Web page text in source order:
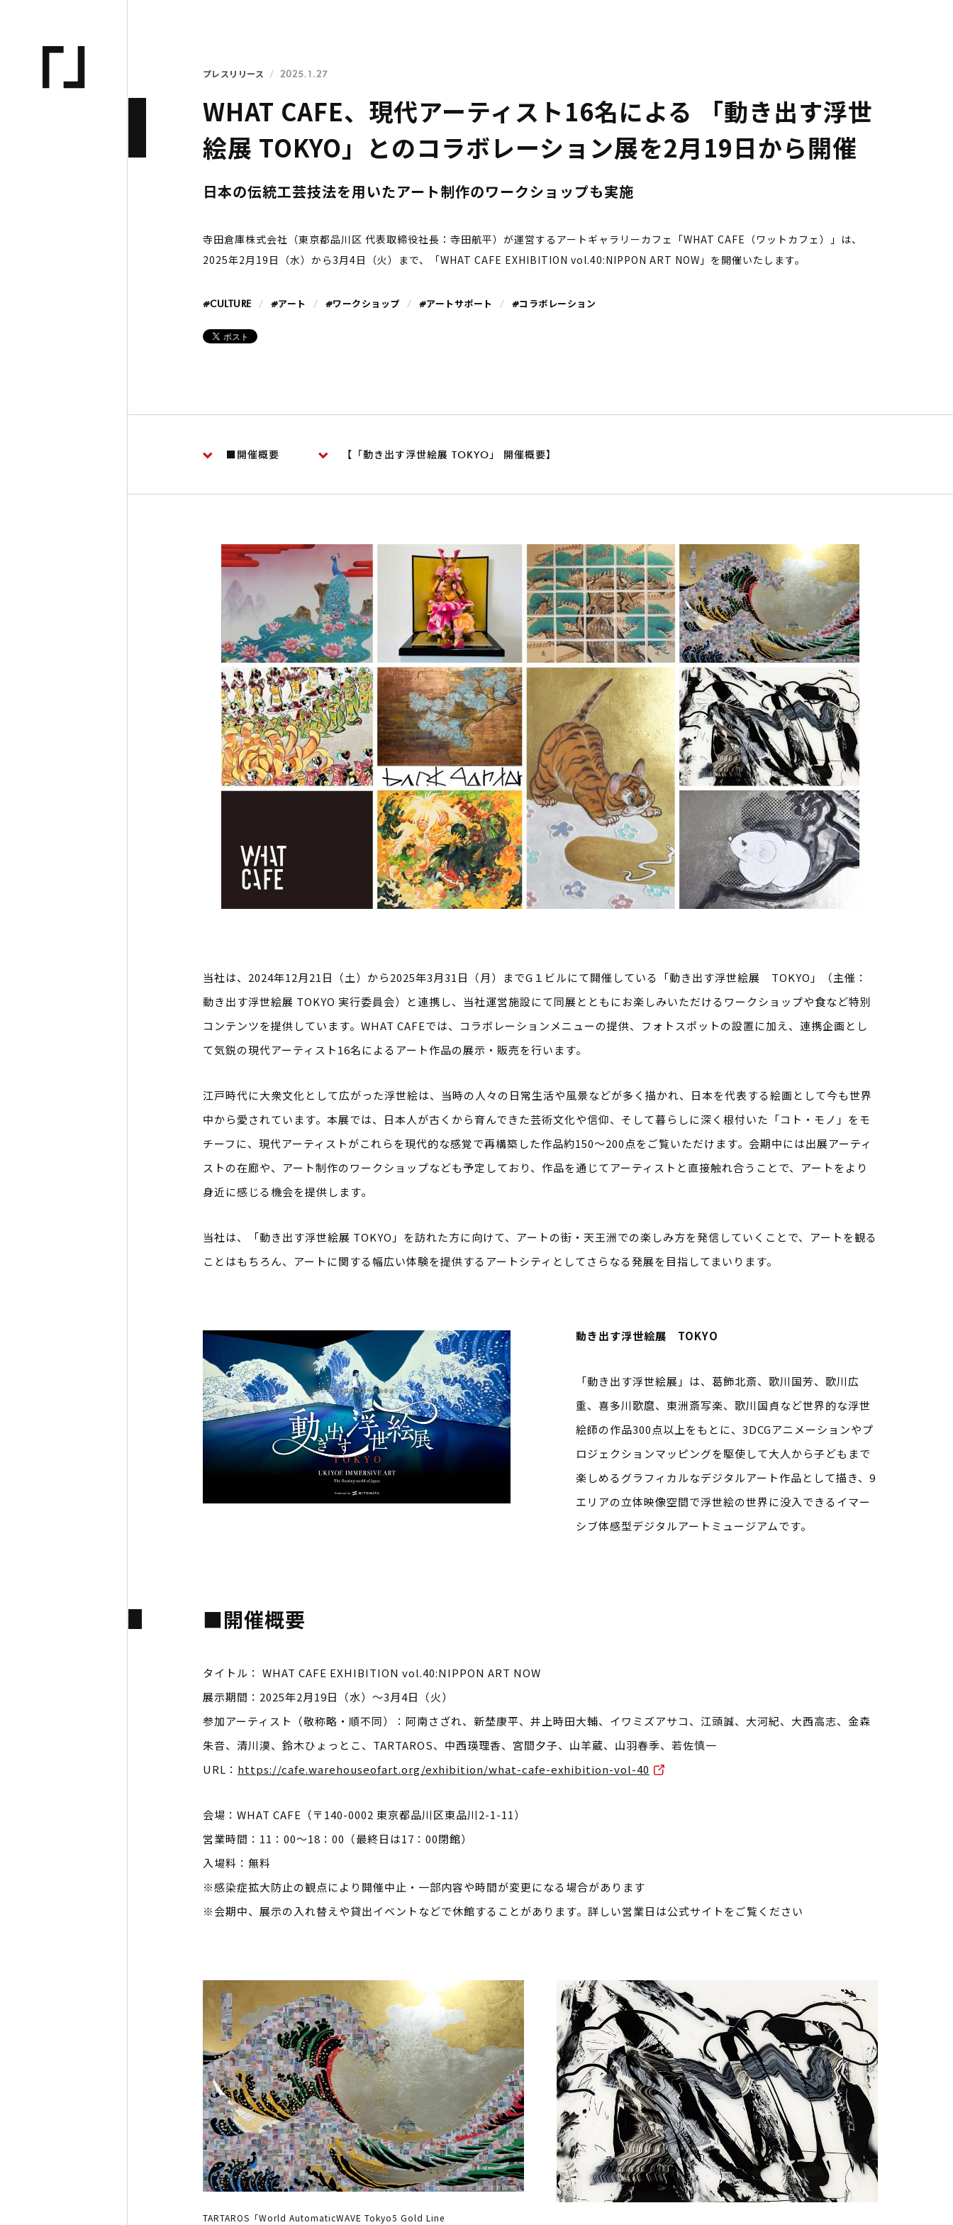
プレスリリース 2025.1.27
WHAT CAFE、現代アーティスト16名による 「動き出す浮世
絵展 TOKYO」とのコラボレーション展を2月19日から開催
日本の伝統工芸技法を用いたアート制作のワークショップも実施
寺田倉庫株式会社（東京都品川区 代表取締役社長：寺田航平）が運営するアートギャラリーカフェ「WHAT CAFE（ワットカフェ）」は、
2025年2月19日（水）から3月4日（火）まで、「WHAT CAFE EXHIBITION vol.40:NIPPON ART NOW」を開催いたします。
#CULTURE #アート #ワークショップ #アートサポート #コラボレーション
■開催概要 【「動き出す浮世絵展 TOKYO」 開催概要】
当社は、2024年12月21日（土）から2025年3月31日（月）までG１ビルにて開催している「動き出す浮世絵展 TOKYO」（主催：
動き出す浮世絵展 TOKYO 実行委員会）と連携し、当社運営施設にて同展とともにお楽しみいただけるワークショップや食など特別
コンテンツを提供しています。WHAT CAFEでは、コラボレーションメニューの提供、フォトスポットの設置に加え、連携企画とし
て気鋭の現代アーティスト16名によるアート作品の展示・販売を行います。
江戸時代に大衆文化として広がった浮世絵は、当時の人々の日常生活や風景などが多く描かれ、日本を代表する絵画として今も世界
中から愛されています。本展では、日本人が古くから育んできた芸術文化や信仰、そして暮らしに深く根付いた「コト・モノ」をモ
チーフに、現代アーティストがこれらを現代的な感覚で再構築した作品約150〜200点をご覧いただけます。会期中には出展アーティ
ストの在廊や、アート制作のワークショップなども予定しており、作品を通じてアーティストと直接触れ合うことで、アートをより
身近に感じる機会を提供します。
当社は、「動き出す浮世絵展 TOKYO」を訪れた方に向けて、アートの街・天王洲での楽しみ方を発信していくことで、アートを観る
ことはもちろん、アートに関する幅広い体験を提供するアートシティとしてさらなる発展を目指してまいります。
動き出す浮世絵展 TOKYO
「動き出す浮世絵展」は、葛飾北斎、歌川国芳、歌川広
重、喜多川歌麿、東洲斎写楽、歌川国貞など世界的な浮世
絵師の作品300点以上をもとに、3DCGアニメーションやプ
ロジェクションマッピングを駆使して大人から子どもまで
楽しめるグラフィカルなデジタルアート作品として描き、9
エリアの立体映像空間で浮世絵の世界に没入できるイマー
シブ体感型デジタルアートミュージアムです。
■開催概要
タイトル： WHAT CAFE EXHIBITION vol.40:NIPPON ART NOW
展示期間：2025年2月19日（水）～3月4日（火）
参加アーティスト（敬称略・順不同）：阿南さざれ、新埜康平、井上時田大輔、イワミズアサコ、江頭誠、大河紀、大西高志、金森
朱音、清川漠、鈴木ひょっとこ、TARTAROS、中西瑛理香、宮間夕子、山羊蔵、山羽春季、若佐慎一
URL： https://cafe.warehouseofart.org/exhibition/what-cafe-exhibition-vol-40
会場：WHAT CAFE（〒140-0002 東京都品川区東品川2-1-11）
営業時間：11：00～18：00（最終日は17：00閉館）
入場料：無料
※感染症拡大防止の観点により開催中止・一部内容や時間が変更になる場合があります
※会期中、展示の入れ替えや貸出イベントなどで休館することがあります。詳しい営業日は公式サイトをご覧ください
TARTAROS「World AutomaticWAVE Tokyo5 Gold Line